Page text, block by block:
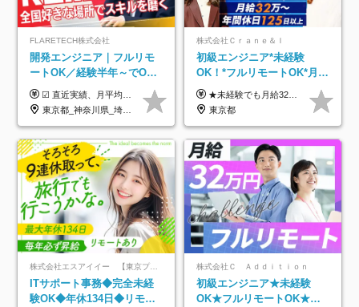
FLARETECH株式会社
開発エンジニア｜フルリモ
ートOK／経験半年～でOK
／実質還元率80～90%／前
給保証／AI系など最先端案
件多数
☑︎ 直近実績、月平均17,000円の昇給 ☑︎ 前職給与100%保証 ☑︎ 実質還元率80～90% ☑︎ 待機時も給与は満額支給 月給35万円～70万円＋交通費など各種手当 ※想定年収：4,200,000円～10,560,000円 ※経験・能力等を考慮の上で決定します。 ※上記金額には、みなし残業手当（50時間分・104,000円～212,000円）を含みます。超過分は別途追加支給します。 ┗残業時間は月平均10時間、多い時でも20時間程度と安定しております ★単価連動型の給与体系ではないため、万が一待機になってもその間の給与は満額支給しています。 ＜1年間の昇給事例をご紹介！＞ ・20代/フロントエンドエンジニア：月給274,000円→月給362,000円（＋88,000円/月） ・20代/iOSエンジニア：月給237,000円→月給287,000円（＋50,000円/月） ・20代/Androidエンジニア：月給316,000円→月給374,000円（＋58,000円/月） ・30代/Javaエンジニア（上流）：月給340,000円→月給418,000円（＋78,000円/月） ・30代/PMO：月給340,000円→月給418,000円（＋78,000円/月）
東京都_神奈川県_埼玉県_千葉県_大阪府_愛知県_北海道_青森県_岩手県_宮城県_秋田県_山形県_福島県_茨城県_栃木県_群馬県_新潟県_山梨県_長野県_富山県_石川県_福井県_静岡県_岐阜県_三重県_兵庫県_京都府_滋賀県_奈良県_和歌山県_広島県_岡山県_鳥取県_島根県_山口県_徳島県_香川県_愛媛県_高知県_福岡県_熊本県_佐賀県_長崎県_大分県_宮崎県_鹿児島県_沖縄県
株式会社Ｃｒａｎｅ＆Ｉ
初級エンジニア*未経験
OK！*フルリモートOK*月給
32万～*残業月9.8h*1ヶ月の
研修*資格取得率100％
★未経験でも月給32万円スタート★ 月収32万円～35万円＋各種手当（資格手当だけで毎月15万の上乗せ実績あり！） ★資格手当豊富！1資格につき最大3万円支給 ★功績手当の導入で、毎月のお給与に上乗せで最大10万円支給している社員も！ ★1回の昇級で年収数十万UPも可 ★ゆくゆくは年収1000万以上も目指せる 年俸384万円～1,162万8,000円（12分割） ※経験・スキルを考慮の上決定します ※上記金額には固定残業代（月30h分・60,800円～66,500円）を含みます ※超過分は別途全額支給します ※試用期間2ヶ月間あり（その他待遇に差異はありません）
東京都
株式会社エスアイイー 【東京プロマーケット上場】
ITサポート事務◆完全未経
験OK◆年休134日◆リモー
株式会社Ｃ Ａｄｄｉｔｉｏｎ
初級エンジニア★未経験
OK★フルリモートOK★月